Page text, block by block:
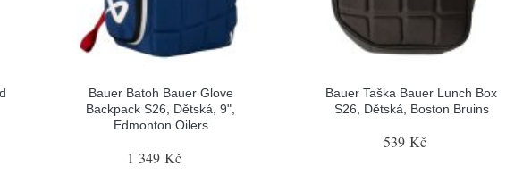
Bauer Batoh Bauer Glove
Backpack S26, Dětská, 9",
Edmonton Oilers
1 349 Kč
Bauer Taška Bauer Lunch Box
S26, Dětská, Boston Bruins
539 Kč